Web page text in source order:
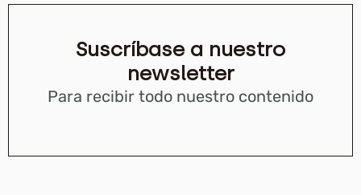
Suscríbase a nuestro
newsletter
Para recibir todo nuestro contenido